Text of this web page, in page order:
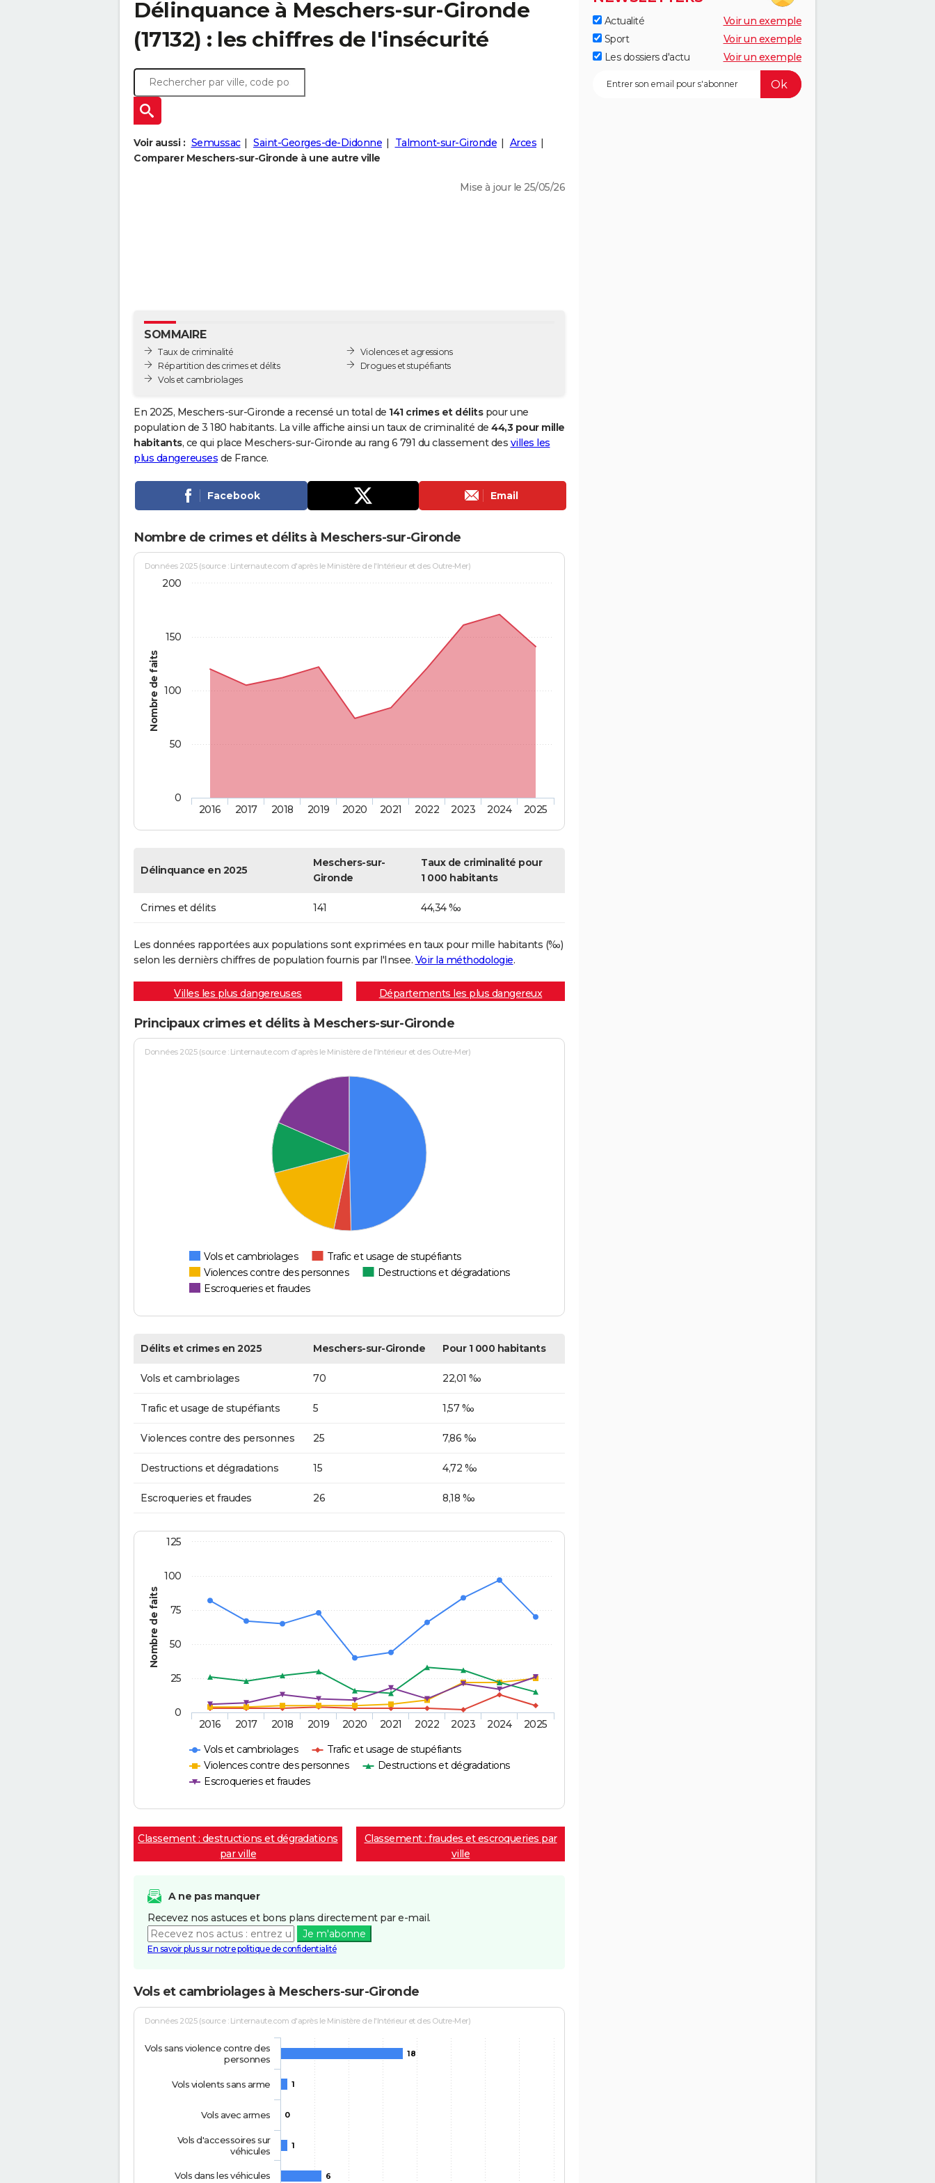
Délinquance à Meschers-sur-Gironde
(17132) : les chiffres de l'insécurité
Voir aussi : Semussac Saint-Georges-de-Didonne Talmont-sur-Gironde
Arces
Comparer Meschers-sur-Gironde à une autre ville
Mise à jour le 25/05/26
SOMMAIRE
Taux de criminalité
Répartition des crimes et délits
Vols et cambriolages
Violences et agressions
Drogues et stupéfiants
En 2025, Meschers-sur-Gironde a recensé un total de 141 crimes et délitspour une
population de 3 180 habitants. La ville affiche ainsi un taux de criminalité de 44,3 pour mille
habitants, ce qui place Meschers-sur-Gironde au rang 6 791 du classement des villes les
plus dangereuses de France.
Facebook Email
Nombre de crimes et délits à Meschers-sur-Gironde
Nombre de faits
Données 2025 (source : Linternaute.com d'après le Ministère de l'Intérieur et des Outre-Mer)
2016 2017 2018 2019 2020 2021 2022 2023 2024 2025
0
50
100
150
200
Délinquance en 2025
Meschers-sur-
Gironde
Taux de criminalité pour
1 000 habitants
Crimes et délits 141 44,34 ‰
Les données rapportées aux populations sont exprimées en taux pour mille habitants (‰)
selon les dernièrs chiffres de population fournis par l'Insee. Voir la méthodologie.
Villes les plus dangereuses Départements les plus dangereux
Principaux crimes et délits à Meschers-sur-Gironde
Données 2025 (source : Linternaute.com d'après le Ministère de l'Intérieur et des Outre-Mer)
Vols et cambriolages
Trafic et usage de stupéfiants
Violences contre des personnes
Destructions et dégradations
Escroqueries et fraudes
Délits et crimes en 2025 Meschers-sur-Gironde Pour 1 000 habitants
Vols et cambriolages 70 22,01 ‰
Trafic et usage de stupéfiants 5 1,57 ‰
Violences contre des personnes 25 7,86 ‰
Destructions et dégradations 15 4,72 ‰
Escroqueries et fraudes 26 8,18 ‰
Nombre de faits
Vols et cambriolages
Trafic et usage de stupéfiants
Violences contre des personnes
Destructions et dégradations
Escroqueries et fraudes
2016 2017 2018 2019 2020 2021 2022 2023 2024 2025
0
25
50
75
100
125
Classement : destructions et dégradations
par ville
Classement : fraudes et escroqueries par
ville
A ne pas manquer
Recevez nos astuces et bons plans directement par e-mail.
Je m'abonne
En savoir plus sur notre politique de confidentialité
Vols et cambriolages à Meschers-sur-Gironde
Données 2025 (source : Linternaute.com d'après le Ministère de l'Intérieur et des Outre-Mer)
18
1
0
1
6
Vols sans violence contre des
personnes
Vols violents sans arme
Vols avec armes
Vols d'accessoires sur
véhicules
Vols dans les véhicules
Actualité
Voir un exemple
Sport
Voir un exemple
Les dossiers d'actu
Voir un exemple